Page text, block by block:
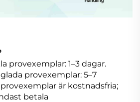
provexemplar: 1–3 dagar.
provexemplar: 5–7
är kostnadsfria;
betala